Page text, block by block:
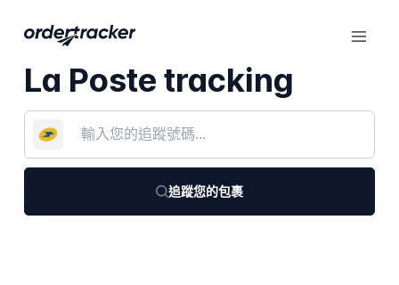
La Poste tracking
追蹤您的包裹